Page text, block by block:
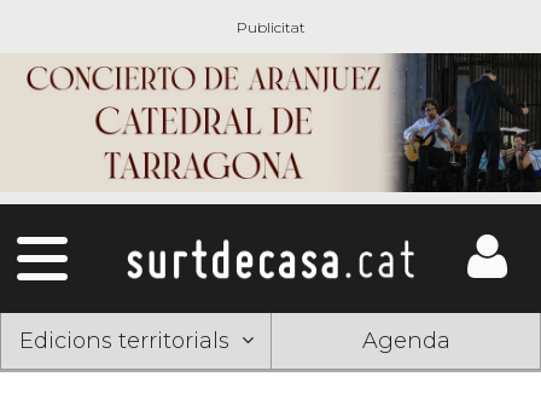
Edicions territorials Agenda